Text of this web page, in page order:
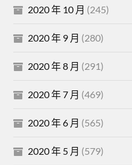
2020 年 10 月 (245)
2020 年 9 月 (280)
2020 年 8 月 (291)
2020 年 7 月 (469)
2020 年 6 月 (565)
2020 年 5 月 (579)